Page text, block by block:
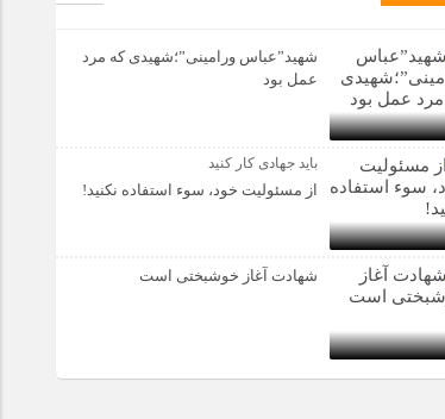
شهید”عباس ورامینی”؛شهیدی که مرد
عمل بود
باید جهادی کار کنید
از مسئولیت خود، سوء استفاده نکنید!
شهادت آغاز خوشبختی است